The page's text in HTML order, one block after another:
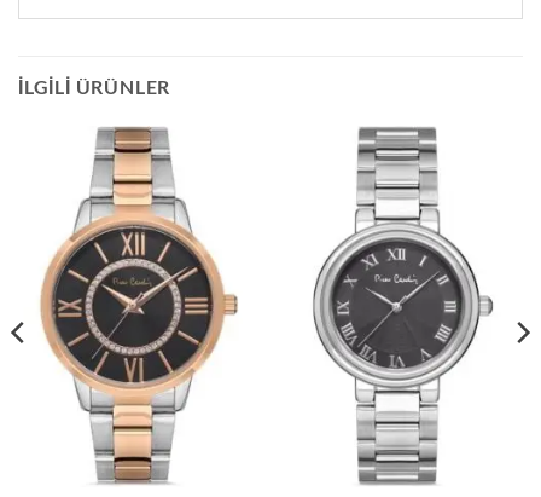
İLGILI ÜRÜNLER